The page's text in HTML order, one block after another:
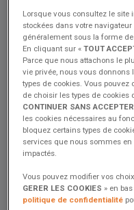
leur rendement d'autre part.
Sur un bateau l’ennemi
ambiante et les courants
plus le ressenti de chaleur.
Chez Excess, nous ne
les récentes et
poussé à re-questionner
Le chauffage à air pulsé
chaleur est transportée par
Lorsque vous consultez le site
stockées dans votre
généralement sous la forme
En cliquant sur «TOUT
Parce que nous attachons le
vie privée, nous vous donnons
types de cookies. Vous pouvez
de choisir les types de cookies
CONTINUER SANS ACCEPTER
les cookies nécessaires au
bloquez certains types de
services que nous sommes
impactés.
Vous pouvez modifier vos
GERER LES COOKIES » en
politique de confidentialité